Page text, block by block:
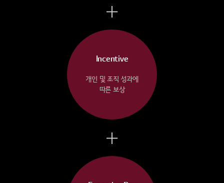
Incentive
개인 및 조직 성과에
따른 보상